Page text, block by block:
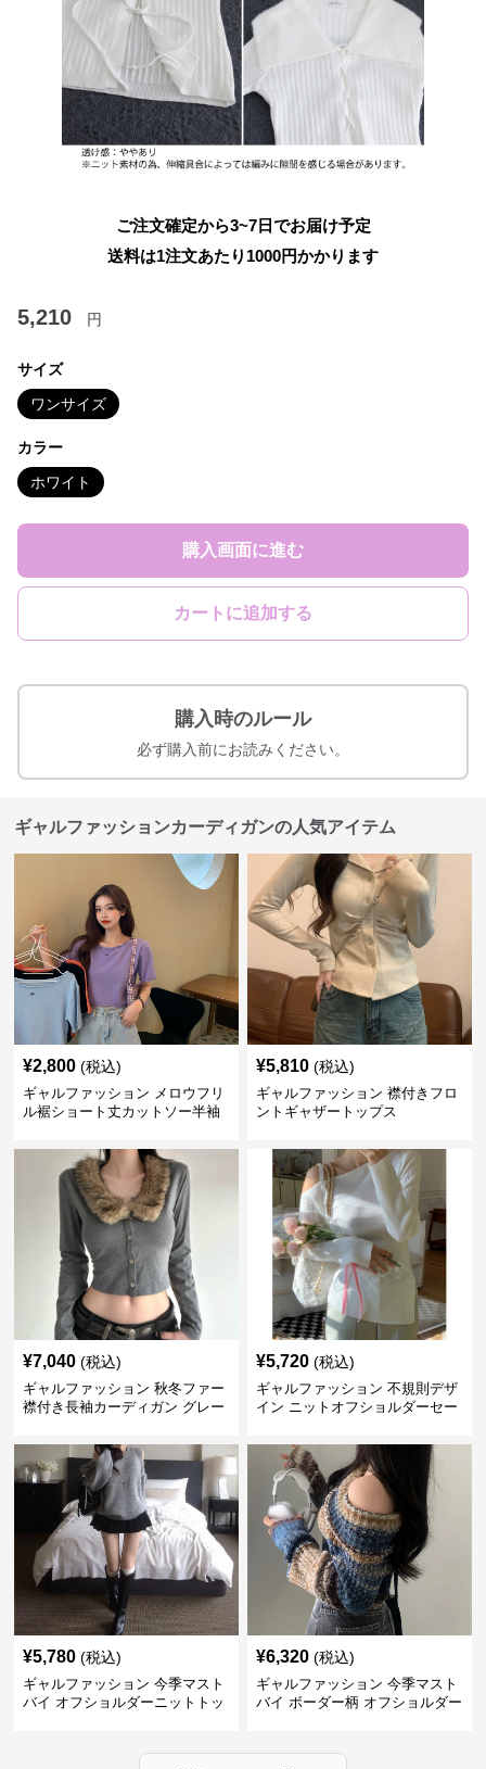
ご注文確定から3~7日でお届け予定
送料は1注文あたり 1000円かかります
5,210 円
サイズ
ワンサイズ
カラー
ホワイト
購入画面に進む
カートに追加する
購入時のルール
必ず購入前にお読みください。
ギャルファッションカーディガンの人気アイテム
¥2,800 (税込)
ギャルファッション メロウフリ
ル裾ショート丈カットソー半袖
¥5,810 (税込)
ギャルファッション 襟付きフロ
ントギャザートップス
¥7,040 (税込)
ギャルファッション 秋冬ファー
襟付き長袖カーディガン グレー
¥5,720 (税込)
ギャルファッション 不規則デザ
イン ニットオフショルダーセー
¥5,780 (税込)
ギャルファッション 今季マスト
バイ オフショルダーニットトッ
¥6,320 (税込)
ギャルファッション 今季マスト
バイ ボーダー柄 オフショルダー